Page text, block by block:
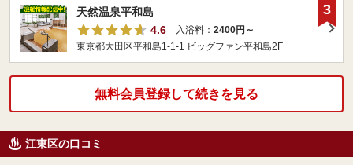
天然温泉平和島
4.6
入浴料： 2400円～
東京都大田区平和島1-1-1 ビッグファン平和島2F
3
無料会員登録して続きを見る
江東区の口コミ